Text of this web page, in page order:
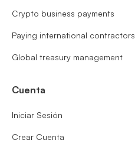
Crypto business payments
Paying international contractors
Global treasury management
Cuenta
Iniciar Sesión
Crear Cuenta